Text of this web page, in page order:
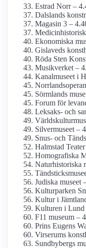
Estrad Norr –
Dalslands
Magasin 3 –
Ekonomiska
Gislaveds
Röda Sten
Musikverket –
Kanalmuseet i
Sörmlands
Forum för
Leksaks- och
Silvermuseet –
Snus- och
Halmstad
Homografiska
Naturhistoriska
Judiska museet
Kulturparken
Kultur i
Kulturen i Lund
F11 museum –
Prins Eugens
Virserums
Sundbybergs